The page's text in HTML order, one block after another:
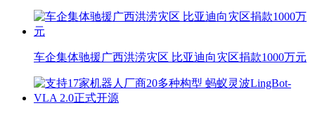
车企集体驰援广西洪涝灾区 比亚迪向灾区捐款1000万元